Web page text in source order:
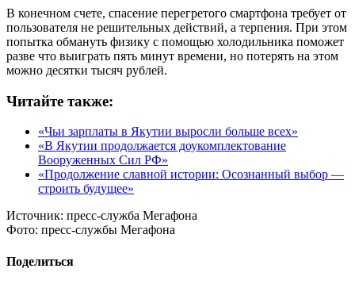
В конечном счете, спасение перегретого смартфона требует от
пользователя не решительных действий, а терпения. При этом
попытка обмануть физику с помощью холодильника поможет
разве что выиграть пять минут времени, но потерять на этом
можно десятки тысяч рублей.
Читайте также:
«Чьи зарплаты в Якутии выросли больше всех»
«В Якутии продолжается доукомплектование
Вооруженных Сил РФ»
«Продолжение славной истории: Осознанный выбор —
строить будущее»
Источник: пресс-служба Мегафона
Фото: пресс-службы Мегафона
Поделиться